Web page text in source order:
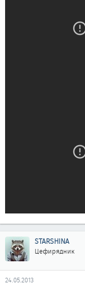
STARSHINA
Цефирядник
24.05.2013